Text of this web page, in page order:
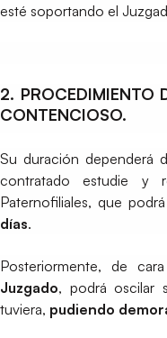
esté soportando el
2. PROCEDIMIENTO
CONTENCIOSO.
Su duración dependerá
contratado estudie y
Paternofiliales, que
días.
Posteriormente, de
Juzgado, podrá oscilar
tuviera, pudiendo